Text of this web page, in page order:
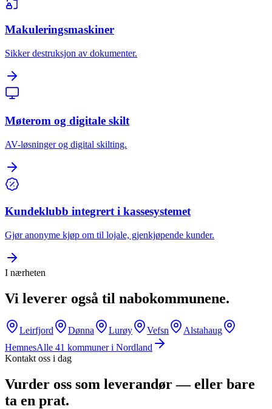
Makuleringsmaskiner
Sikker destruksjon av dokumenter.
Møterom og digitale skilt
AV-løsninger og digital skilting.
Kundeklubb integrert i kassesystemet
Gjør anonyme kjøp om til lojale, gjenkjøpende kunder.
I nærheten
Vi leverer også til nabokommunene.
Leirfjord Dønna Lurøy Vefsn
Alstahaug
HemnesAlle 41 kommuner i Nordland
Kontakt oss i dag
Vurder oss som leverandør — eller bare
ta en prat.